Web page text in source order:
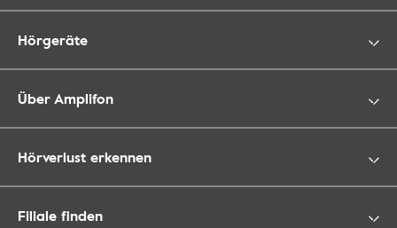
Hörgeräte
Über Amplifon
Hörverlust erkennen
Filiale finden